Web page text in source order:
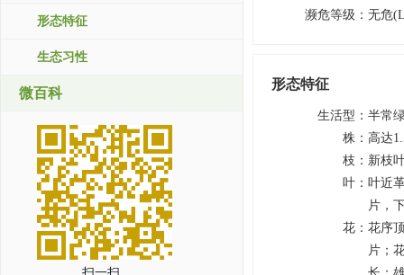
形态特征
生态习性
微百科
濒危等级 ： 无危
形态特征
生活型 ： 半常
株 ： 高达
枝 ： 新枝
叶 ： 叶近
片，
花 ： 花序
片；